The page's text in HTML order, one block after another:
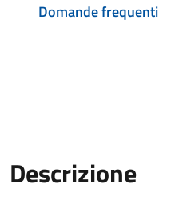
Domande frequenti
Descrizione